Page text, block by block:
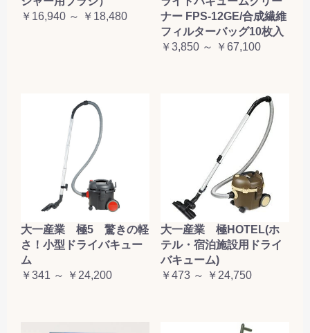
￥16,940 ～ ￥18,480
ナー FPS-12GE/合成繊維
フィルターバッグ10枚入
￥3,850 ～ ￥67,100
大一産業 極5 驚きの軽
さ！小型ドライバキュー
ム
￥341 ～ ￥24,200
大一産業 極HOTEL(ホ
テル・宿泊施設用ドライ
バキューム)
￥473 ～ ￥24,750